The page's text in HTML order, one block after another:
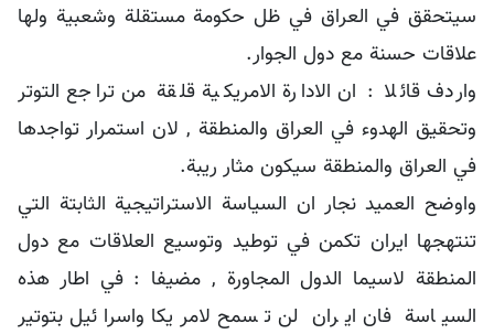
سيتحقق في العراق في ظل حكومة مستقلة وشعبية ولها
علاقات حسنة مع دول الجوار.
واردف قائلا : ان الادارة الامريكية قلقة من تراجع التوتر
وتحقيق الهدوء في العراق والمنطقة , لان استمرار تواجدها
في العراق والمنطقة سيكون مثار ريبة.
واوضح العميد نجار ان السياسة الاستراتيجية الثابتة التي
تنتهجها ايران تكمن في توطيد وتوسيع العلاقات مع دول
المنطقة لاسيما الدول المجاورة , مضيفا : في اطار هذه
السياسة فان ايران لن تسمح لامريكا واسرائيل بتوتير